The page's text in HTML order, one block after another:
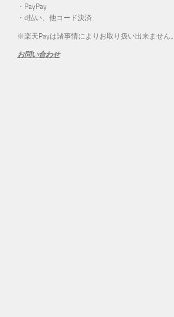
・PayPay
・d払い、他コード決済
※楽天Payは諸事情によりお取り扱い出来ません。
お問い合わせ